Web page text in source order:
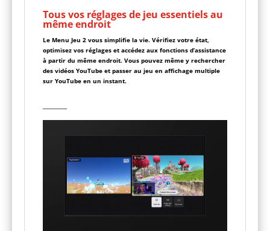
Tous vos réglages de jeu essentiels au
même endroit
Le Menu Jeu 2 vous simplifie la vie. Vérifiez votre état,
optimisez vos réglages et accédez aux fonctions d’assistance
à partir du même endroit. Vous pouvez même y rechercher
des vidéos YouTube et passer au jeu en affichage multiple
sur YouTube en un instant.